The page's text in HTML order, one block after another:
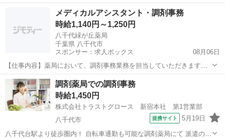
ン ***************************** ★ホットスタッフ千葉のご紹介★
*****************************...
八千代市 京成大和田駅 一般事務
メディカルアシスタント・調剤事務
時給1,140円～1,250円
八千代緑が丘薬局
千葉県 八千代市
スポンサー：求人ボックス
08月06日
【仕事内容】薬局において、調剤事務業務を担当していただきます。
主な業務は、施設やご自宅へお届けするお薬の準備・管理、およびそ
れに付随する書類作成(管理表・請求書等)などです。 <具体的な業務内
容> ・施設配薬の準備(お薬の整理、...
アルバイト・パート
調剤薬局での調剤事務
時給1,450円
株式会社トラストグロース 新宿本社 第1営業部
八千代市
提携サイト 5月19日
八千代台駅より徒歩圏内！ 自転車通勤も可能な調剤薬局にて 派遣の調